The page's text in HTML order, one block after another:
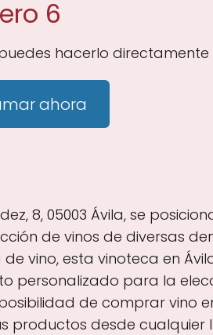
6
hacerlo
ahora
8, 05003 Ávila, se
de vinos de diversas
vino, esta vinoteca en
personalizado para la
de comprar vino
desde cualquier